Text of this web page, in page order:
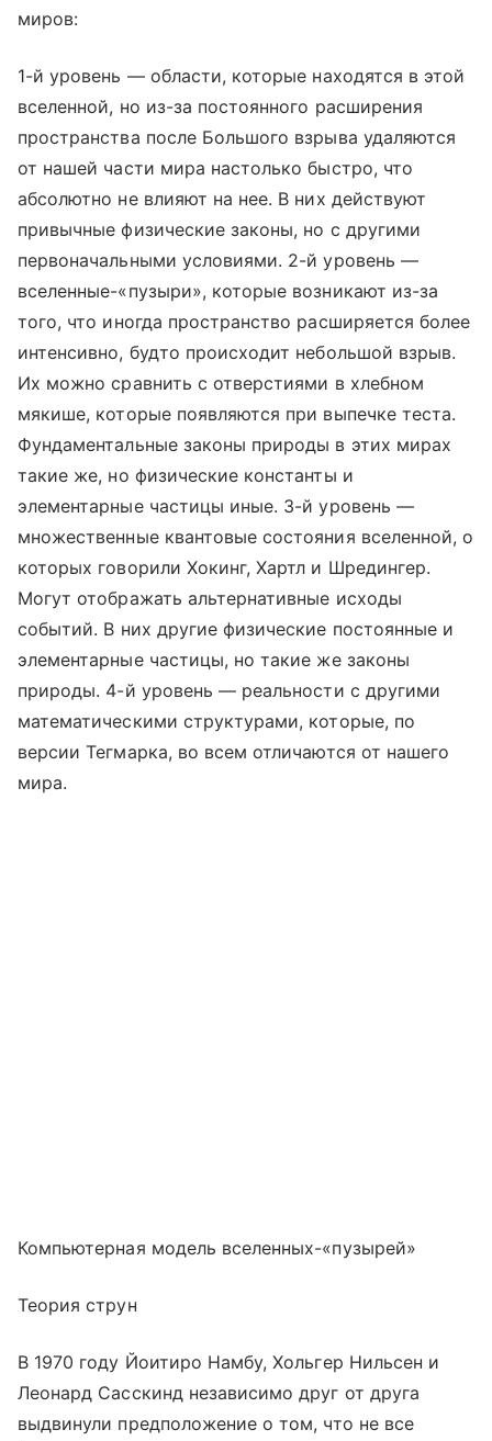
миров:
1-й уровень — области, которые находятся в этой
вселенной, но из-за постоянного расширения
пространства после Большого взрыва удаляются
от нашей части мира настолько быстро, что
абсолютно не влияют на нее. В них действуют
привычные физические законы, но с другими
первоначальными условиями. 2-й уровень —
вселенные-«пузыри», которые возникают из-за
того, что иногда пространство расширяется более
интенсивно, будто происходит небольшой взрыв.
Их можно сравнить с отверстиями в хлебном
мякише, которые появляются при выпечке теста.
Фундаментальные законы природы в этих мирах
такие же, но физические константы и
элементарные частицы иные. 3-й уровень —
множественные квантовые состояния вселенной, о
которых говорили Хокинг, Хартл и Шредингер.
Могут отображать альтернативные исходы
событий. В них другие физические постоянные и
элементарные частицы, но такие же законы
природы. 4-й уровень — реальности с другими
математическими структурами, которые, по
версии Тегмарка, во всем отличаются от нашего
мира.
Компьютерная модель вселенных-«пузырей»
Теория струн
В 1970 году Йоитиро Намбу, Хольгер Нильсен и
Леонард Сасскинд независимо друг от друга
выдвинули предположение о том, что не все